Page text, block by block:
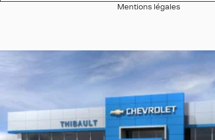
Mentions légales